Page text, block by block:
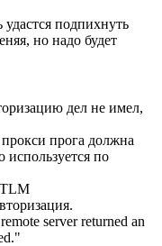
подпихнуть
но надо будет
дел не имел,
прога должна
используется по
server returned an